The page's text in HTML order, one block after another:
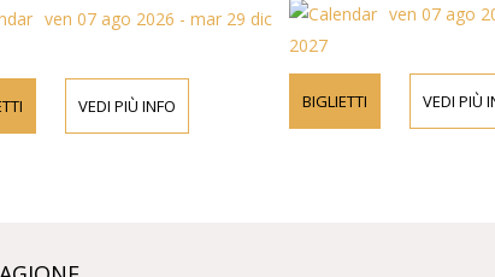
ven 07 ago 2026 - mar 29 dic
VEDI PIÙ INFO
ven 07 ago
2027
BIGLIETTI VEDI PIÙ